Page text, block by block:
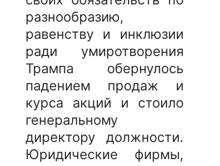
разнообразию,
равенству и инклюзии
ради умиротворения
Трампа обернулось
падением продаж и
курса акций и стоило
генеральному
директору должности.
Юридические фирмы,